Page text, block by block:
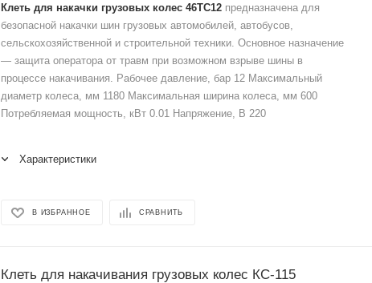
Клеть для накачки грузовых колес 46TC12 предназначена для
безопасной накачки шин грузовых автомобилей, автобусов,
сельскохозяйственной и строительной техники. Основное назначение
— защита оператора от травм при возможном взрыве шины в
процессе накачивания. Рабочее давление, бар 12 Максимальный
диаметр колеса, мм 1180 Максимальная ширина колеса, мм 600
Потребляемая мощность, кВт 0.01 Напряжение, В 220
Характеристики
В ИЗБРАННОЕ СРАВНИТЬ
Клеть для накачивания грузовых колес КС-115